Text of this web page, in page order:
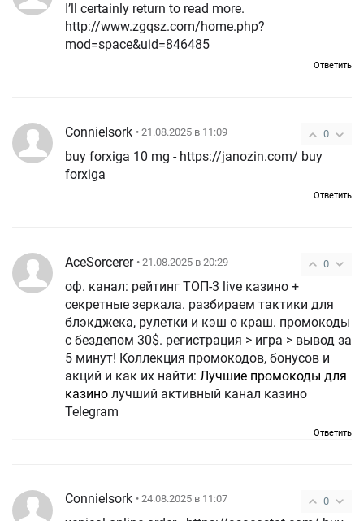
I’ll certainly return to read more.
http://www.zgqsz.com/home.php?
mod=space&uid=846485
Ответить
0
ConnieIsork • 21.08.2025 в 11:09
buy forxiga 10 mg - https://janozin.com/ buy
forxiga
Ответить
0
AceSorcerer • 21.08.2025 в 20:29
оф. канал: рейтинг ТОП-3 live казино +
секретные зеркала. разбираем тактики для
блэкджека, рулетки и кэш о краш. промокоды
с бездепом 30$. регистрация > игра > вывод за
5 минут! Коллекция промокодов, бонусов и
акций и как их найти: Лучшие промокоды для
казино
Telegram
Ответить
0
ConnieIsork • 24.08.2025 в 11:07